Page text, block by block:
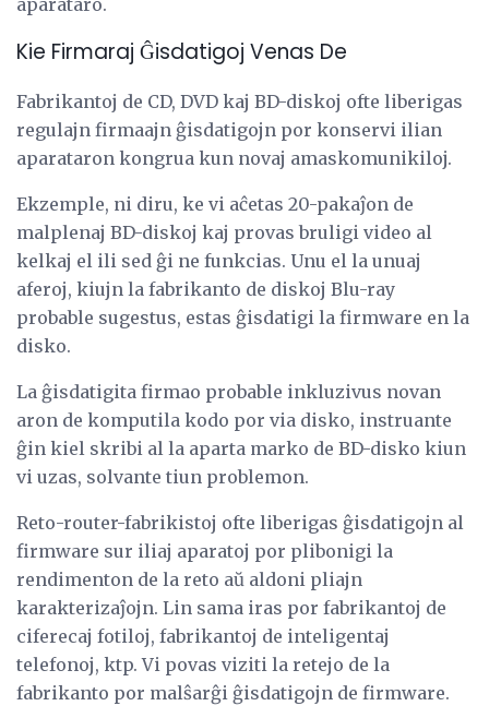
Kie Firmaraj Ĝisdatigoj Venas De
Fabrikantoj de CD, DVD kaj BD-diskoj ofte liberigas
regulajn firmaajn ĝisdatigojn por konservi ilian
aparataron kongrua kun novaj amaskomunikiloj.
Ekzemple, ni diru, ke vi aĉetas 20-pakaĵon de
malplenaj BD-diskoj kaj provas bruligi video al
kelkaj el ili sed ĝi ne funkcias. Unu el la unuaj
aferoj, kiujn la fabrikanto de diskoj Blu-ray
probable sugestus, estas ĝisdatigi la firmware en la
disko.
La ĝisdatigita firmao probable inkluzivus novan
aron de komputila kodo por via disko, instruante
ĝin kiel skribi al la aparta marko de BD-disko kiun
vi uzas, solvante tiun problemon.
Reto-router-fabrikistoj ofte liberigas ĝisdatigojn al
firmware sur iliaj aparatoj por plibonigi la
rendimenton de la reto aŭ aldoni pliajn
karakterizaĵojn. Lin sama iras por fabrikantoj de
ciferecaj fotiloj, fabrikantoj de inteligentaj
telefonoj, ktp. Vi povas viziti la retejo de la
fabrikanto por malŝarĝi ĝisdatigojn de firmware.